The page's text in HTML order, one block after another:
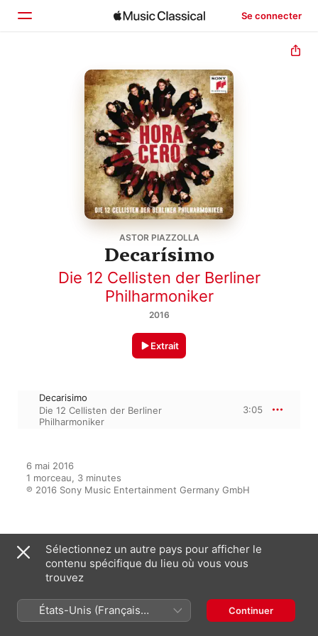
Se connecter
Accueil
Parcourir
Rechercher
ASTOR PIAZZOLLA
Decarísimo
Die 12 Cellisten der Berliner
Philharmoniker
2016
Extrait
Decarisimo
Die 12 Cellisten der Berliner
Philharmoniker
3:05
6 mai 2016
1 morceau, 3 minutes
℗ 2016 Sony Music Entertainment Germany GmbH
Sur l’album
Hora Cero
Die 12 Cellisten der Berliner
Philharmoniker
Sélectionnez un autre pays pour afficher le
contenu spécifique du lieu où vous vous
trouvez
États-Unis (Français
France)
Continuer